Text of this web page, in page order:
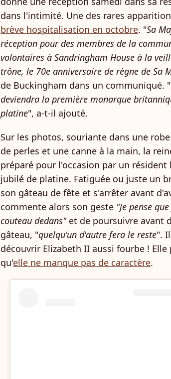
dans l'intimité. Une des rares
brève hospitalisation en octobre. "Sa
réception pour des membres de la
volontaires à Sandringham House à la
trône, le 70e anniversaire de règne de Sa
de Buckingham dans un communiqué. "
deviendra la première monarque
platine", a-t-il ajouté.
Sur les photos, souriante dans une
de perles et une canne à la main, la
préparé pour l'occasion par un
jubilé de platine. Fatiguée ou juste un
son gâteau de fête et s'arrêter avant
commente alors son geste "je pense
couteau dedans"et de poursuivre avant
gâteau, "quelqu'un d'autre fera le reste".
découvrir Elizabeth II aussi fourbe !
qu'elle ne manque pas de caractère.